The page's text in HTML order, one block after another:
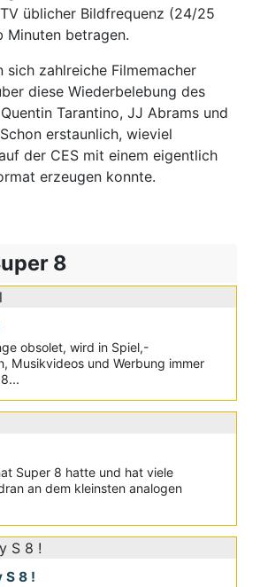
üblicher Bildfrequenz (24/25
Minuten betragen.
sich zahlreiche Filmemacher
diese Wiederbelebung des
Tarantino, JJ Abrams und
erstaunlich, wieviel
der CES mit einem eigentlich
erzeugen konnte.
8
obsolet, wird in Spiel,-
Musikvideos und Werbung immer
Super 8 hatte und hat viele
an dem kleinsten analogen
S 8 !